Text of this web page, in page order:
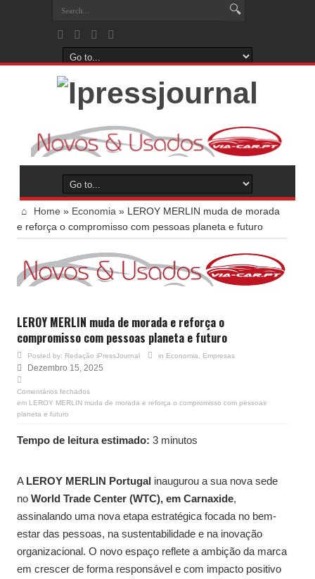
Home » Economia » LEROY MERLIN muda de morada
e reforça o compromisso com pessoas planeta e futuro
LEROY MERLIN muda de morada e reforça o
compromisso com pessoas planeta e futuro
Posted by: Redação iPressJournal in Economia Empresas
Dezembro 15, 2025
Comentários fechados
em LEROY MERLIN muda de morada e reforça o compromisso com pessoas
planeta e futuro
Tempo de leitura estimado: 3 minutos
A LEROY MERLIN Portugal inaugurou a sua nova sede
no World Trade Center (WTC), em Carnaxide,
assinalando uma nova etapa estratégica focada no bem-
estar das pessoas, na sustentabilidade e na inovação
organizacional. O novo espaço reflete a ambição da marca
em crescer de forma responsável e com impacto positivo